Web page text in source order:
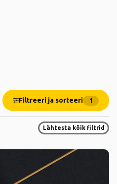
Filtreeri ja sorteeri 1
Lähtesta kõik filtrid